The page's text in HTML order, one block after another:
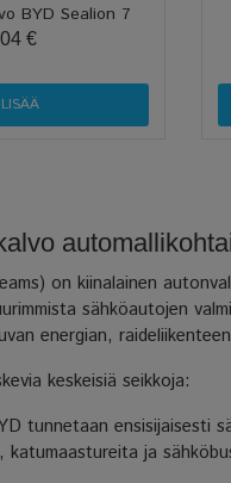
BYD Sealion 7
€
on kiinalainen
sähköautojen
energian,
keskeisiä seikkoja:
tunnetaan ensisijaisesti
katumaastureita ja